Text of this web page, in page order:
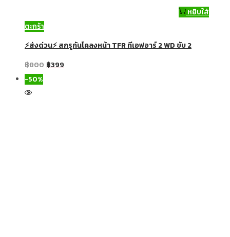
หยิบใส่
ตะกร้า
⚡ส่งด่วน⚡ สกรูกันโคลงหน้า TFR ทีเอฟอาร์ 2 WD ขับ 2
฿800 ฿399
-50%